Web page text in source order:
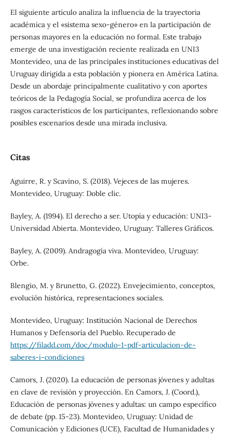
El siguiente artículo analiza la influencia de la trayectoria
académica y el «sistema sexo-género» en la participación de
personas mayores en la educación no formal. Este trabajo
emerge de una investigación reciente realizada en UNI3
Montevideo, una de las principales instituciones educativas del
Uruguay dirigida a esta población y pionera en América Latina.
Desde un abordaje principalmente cualitativo y con aportes
teóricos de la Pedagogía Social, se profundiza acerca de los
rasgos característicos de los participantes, reflexionando sobre
posibles escenarios desde una mirada inclusiva.
Citas
Aguirre, R. y Scavino, S. (2018). Vejeces de las mujeres.
Montevideo, Uruguay: Doble clic.
Bayley, A. (1994). El derecho a ser. Utopía y educación: UNI3-
Universidad Abierta. Montevideo, Uruguay: Talleres Gráficos.
Bayley, A. (2009). Andragogía viva. Montevideo, Uruguay:
Orbe.
Blengio, M. y Brunetto, G. (2022). Envejecimiento, conceptos,
evolución histórica, representaciones sociales.
Montevideo, Uruguay: Institución Nacional de Derechos
Humanos y Defensoría del Pueblo. Recuperado de
https://filadd.com/doc/modulo-1-pdf-articulacion-de-
saberes-i-condiciones
Camors, J. (2020). La educación de personas jóvenes y adultas
en clave de revisión y proyección. En Camors, J. (Coord.),
Educación de personas jóvenes y adultas: un campo específico
de debate (pp. 15-23). Montevideo, Uruguay: Unidad de
Comunicación y Ediciones (UCE), Facultad de Humanidades y